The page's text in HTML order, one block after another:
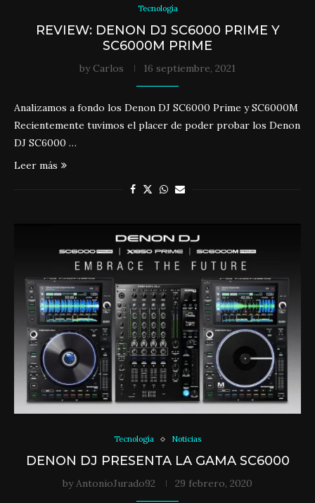
Tecnología
REVIEW: DENON DJ SC6000 PRIME Y
SC6000M PRIME
by Carlos 16 septiembre, 2021
Analizamos a fondo los Denon DJ SC6000 Prime y SC6000M
Recientemente tuvimos el placer de poder probar los Denon
DJ SC6000 …
Leer más
Tecnología Noticias
DENON DJ PRESENTA LA GAMA SC6000
byAntonioJurado92 29 febrero, 2020